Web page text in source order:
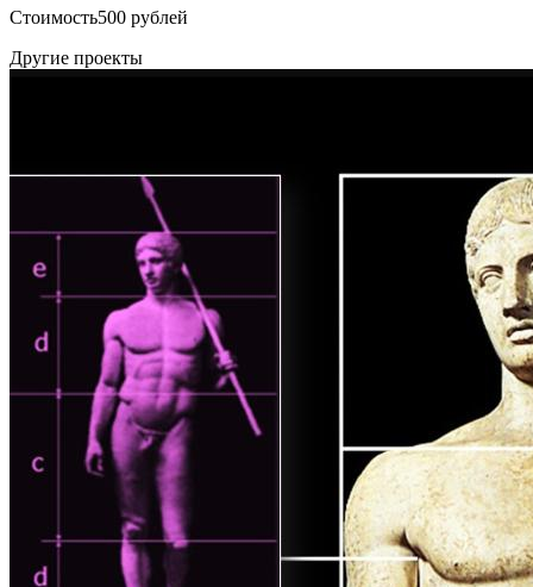
Стоимость500 рублей
Другие проекты